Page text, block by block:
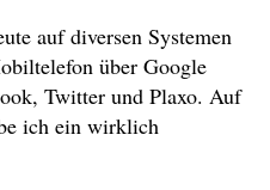
auf diversen Systemen
über Google
Twitter und Plaxo. Auf
ich ein wirklich